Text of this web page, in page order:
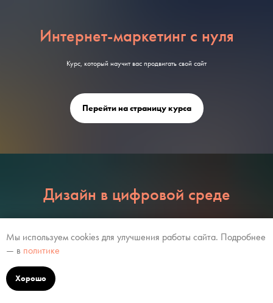
Интернет-маркетинг с нуля
Курс, который научит вас продвигать свой сайт
Перейти на страницу курса
Дизайн в цифровой среде
Теоретический курс Никиты Обухова по веб-дизайну
Мы используем cookies для улучшения работы сайта. Подробнее
— в политике
Хорошо